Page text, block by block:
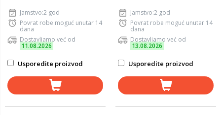
Jamstvo:2 god
Povrat robe moguć unutar 14
dana
Dostavljamo već od
11.08.2026
Usporedite proizvod
Jamstvo:2 god
Povrat robe moguć unutar 14
dana
Dostavljamo već od
13.08.2026
Usporedite proizvod